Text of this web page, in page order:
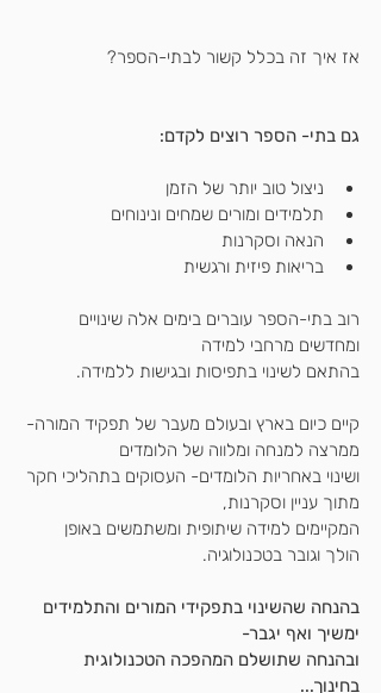
אז איך זה בכלל קשור לבתי-הספר?
גם בתי- הספר רוצים לקדם:
ניצול טוב יותר של הזמן
תלמידים ומורים שמחים ונינוחים
הנאה וסקרנות
בריאות פיזית ורגשית
רוב בתי-הספר עוברים בימים אלה שינויים
ומחדשים מרחבי למידה
בהתאם לשינוי בתפיסות ובגישות ללמידה.
קיים כיום בארץ ובעולם מעבר של תפקיד המורה-
ממרצה למנחה ומלווה של הלומדים
ושינוי באחריות הלומדים- העסוקים בתהליכי חקר
מתוך עניין וסקרנות,
המקיימים למידה שיתופית ומשתמשים באופן
הולך וגובר בטכנולוגיה.
בהנחה שהשינוי בתפקידי המורים והתלמידים
ימשיך ואף יגבר-
ובהנחה שתושלם המהפכה הטכנולוגית
בחינוך...